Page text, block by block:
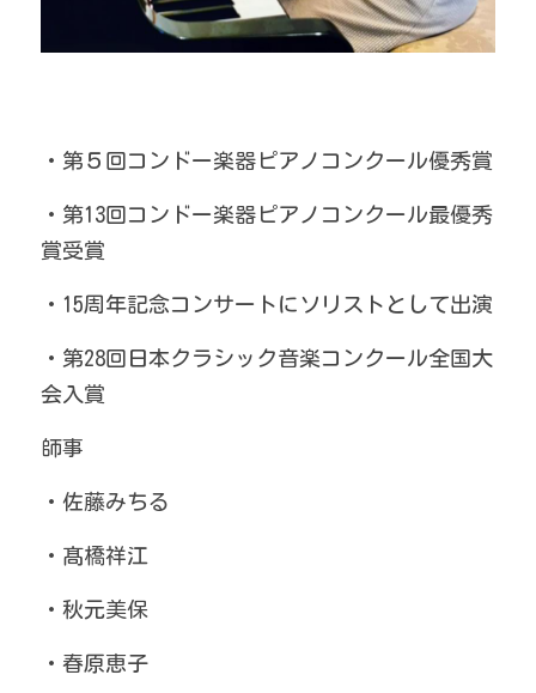
・第５回コンドー楽器ピアノコンクール優秀賞
・第13回コンドー楽器ピアノコンクール最優秀
賞受賞
・15周年記念コンサートにソリストとして出演
・第28回日本クラシック音楽コンクール全国大
会入賞
師事
・佐藤みちる
・髙橋祥江
・秋元美保
・春原恵子